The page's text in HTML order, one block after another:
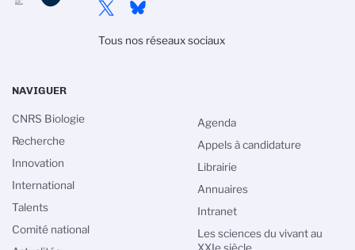
Tous nos réseaux sociaux
NAVIGUER
CNRS Biologie
Recherche
Innovation
International
Talents
Comité national
Agenda
Appels à candidature
Librairie
Annuaires
Intranet
Les sciences du vivant au